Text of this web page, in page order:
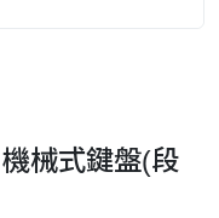
械式鍵盤(段